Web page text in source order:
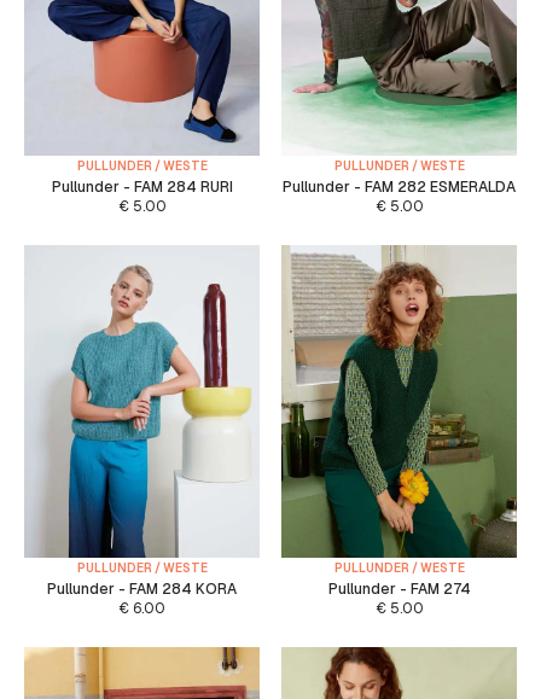
PULLUNDER / WESTE
Pullunder - FAM 284 RURI
€5.00
PULLUNDER / WESTE
Pullunder - FAM 282 ESMERALDA
€5.00
PULLUNDER / WESTE
Pullunder - FAM 284 KORA
€ 6.00
PULLUNDER / WESTE
Pullunder - FAM 274
€5.00